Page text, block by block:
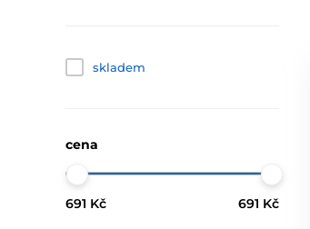
skladem
cena
691 Kč 691 Kč